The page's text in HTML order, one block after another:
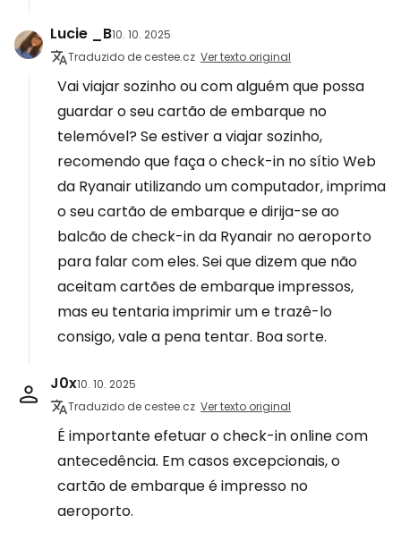
Lucie _B10. 10. 2025
Traduzido de cestee.cz Ver texto original
Vai viajar sozinho ou com alguém que possa
guardar o seu cartão de embarque no
telemóvel? Se estiver a viajar sozinho,
recomendo que faça o check-in no sítio Web
da Ryanair utilizando um computador, imprima
o seu cartão de embarque e dirija-se ao
balcão de check-in da Ryanair no aeroporto
para falar com eles. Sei que dizem que não
aceitam cartões de embarque impressos,
mas eu tentaria imprimir um e trazê-lo
consigo, vale a pena tentar. Boa sorte.
J0x10. 10. 2025
Traduzido de cestee.cz Ver texto original
É importante efetuar o check-in online com
antecedência. Em casos excepcionais, o
cartão de embarque é impresso no
aeroporto.